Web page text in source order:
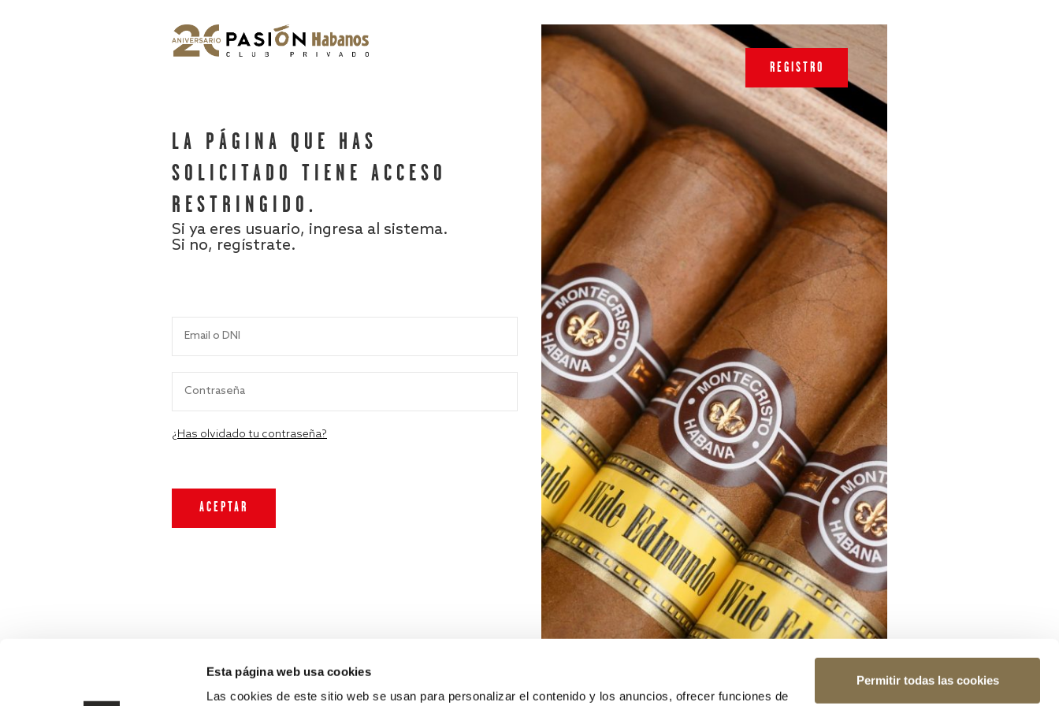
Esta página web usa cookies
Las cookies de este sitio web se usan para personalizar el contenido y los anuncios, ofrecer funciones de
Permitir todas las cookies
LA PÁGINA QUE HAS
SOLICITADO TIENE ACCESO
RESTRINGIDO.
Si ya eres usuario, ingresa al sistema.
Si no, regístrate.
¿Has olvidado tu contraseña?
REGISTRO